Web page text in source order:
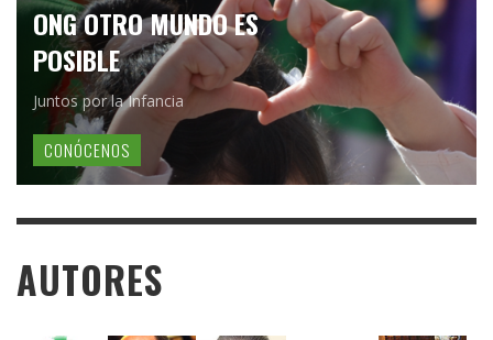
ONG OTRO MUNDO ES
POSIBLE
Juntos por la Infancia
CONÓCENOS
AUTORES